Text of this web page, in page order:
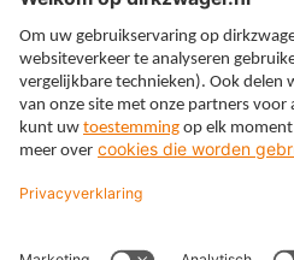
Expertises
Thema’s